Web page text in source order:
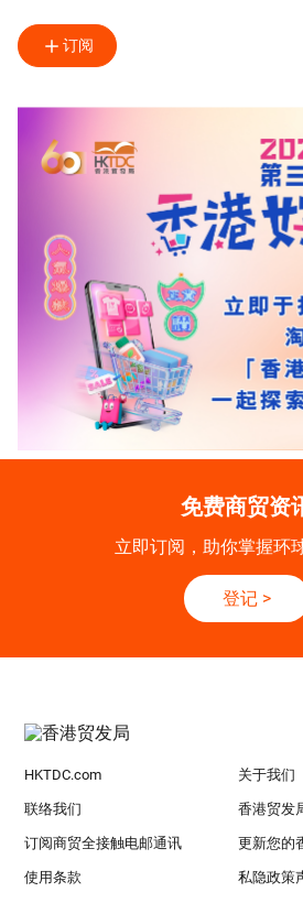
订阅
免费商贸资
立即订阅，助你掌握环
登记 >
HKTDC.com 关于我们
联络我们 香港贸发
订阅商贸全接触电邮通讯 更新您的
使用条款 私隐政策